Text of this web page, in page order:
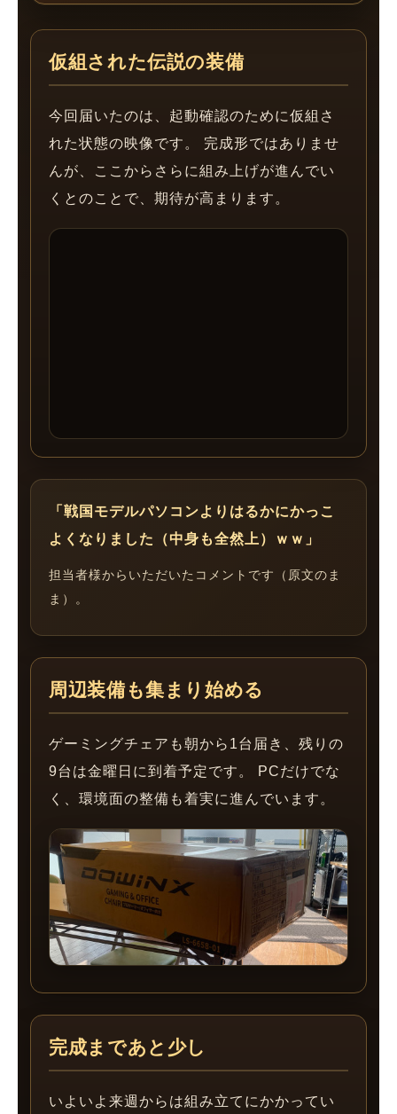
仮組された伝説の装備
今回届いたのは、起動確認のために仮組さ
れた状態の映像です。 完成形ではありませ
んが、ここからさらに組み上げが進んでい
くとのことで、期待が高まります。
「戦国モデルパソコンよりはるかにかっこ
よくなりました（中身も全然上）ｗｗ」
担当者様からいただいたコメントです（原文のま
ま）。
周辺装備も集まり始める
ゲーミングチェアも朝から1台届き、残りの
9台は金曜日に到着予定です。 PCだけでな
く、環境面の整備も着実に進んでいます。
完成まであと少し
いよいよ来週からは組み立てにかかってい